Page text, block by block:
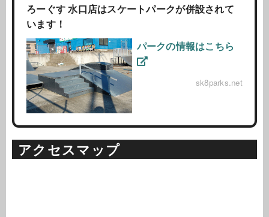
ろーぐす 水口店はスケートパークが併設されて
います！
パークの情報はこちら
sk8parks.net
アクセスマップ